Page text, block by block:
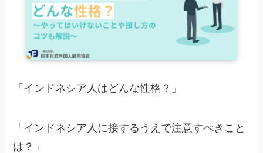
「インドネシア人はどんな性格？」
「インドネシア人に接するうえで注意すべきこと
は？」